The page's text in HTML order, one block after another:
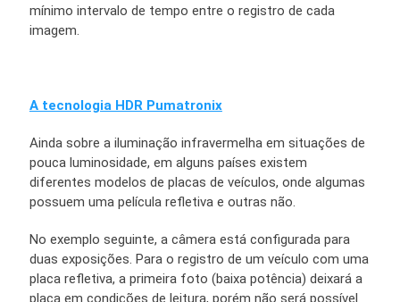
mínimo intervalo de tempo entre o registro de cada
imagem.
A tecnologia HDR Pumatronix
Ainda sobre a iluminação infravermelha em situações de
pouca luminosidade, em alguns países existem
diferentes modelos de placas de veículos, onde algumas
possuem uma película refletiva e outras não.
No exemplo seguinte, a câmera está configurada para
duas exposições. Para o registro de um veículo com uma
placa refletiva, a primeira foto (baixa potência) deixará a
placa em condições de leitura, porém não será possível